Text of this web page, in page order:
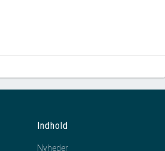
Indhold
Nyheder